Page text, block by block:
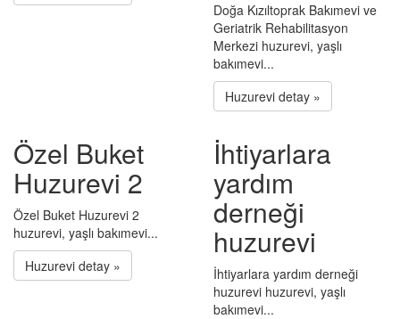
Doğa Kızıltoprak Bakımevi ve
Geriatrik Rehabilitasyon
Merkezi huzurevi, yaşlı
bakımevi...
Huzurevi detay »
Özel Buket
Huzurevi 2
Özel Buket Huzurevi 2
huzurevi, yaşlı bakımevi...
Huzurevi detay »
İhtiyarlara
yardım
derneği
huzurevi
İhtiyarlara yardım derneği
huzurevi huzurevi, yaşlı
bakımevi...